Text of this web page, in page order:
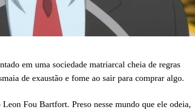
em uma sociedade matriarcal cheia de regras
de exaustão e fome ao sair para comprar algo.
Fou Bartfort. Preso nesse mundo que ele odeia,